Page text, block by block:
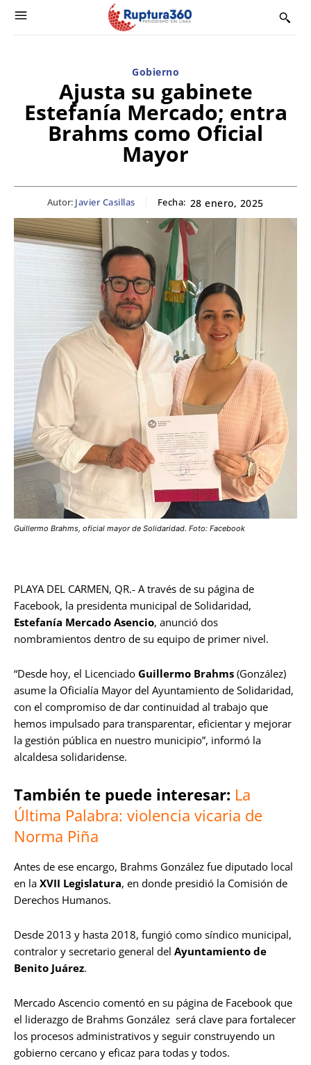
Gobierno
Ajusta su gabinete
Estefanía Mercado; entra
Brahms como Oficial
Mayor
Autor: Javier Casillas Fecha: 28 enero, 2025
Guillermo Brahms, oficial mayor de Solidaridad. Foto: Facebook
PLAYA DEL CARMEN, QR.- A través de su página de
Facebook, la presidenta municipal de Solidaridad,
Estefanía Mercado Asencio, anunció dos
nombramientos dentro de su equipo de primer nivel.
“Desde hoy, el Licenciado Guillermo Brahms (González)
asume la Oficialía Mayor del Ayuntamiento de Solidaridad,
con el compromiso de dar continuidad al trabajo que
hemos impulsado para transparentar, eficientar y mejorar
la gestión pública en nuestro municipio”, informó la
alcaldesa solidaridense.
También te puede interesar: La
Última Palabra: violencia vicaria de
Norma Piña
Antes de ese encargo, Brahms González fue diputado local
en la XVII Legislatura, en donde presidió la Comisión de
Derechos Humanos.
Desde 2013 y hasta 2018, fungió como síndico municipal,
contralor y secretario general del Ayuntamiento de
Benito Juárez.
Mercado Ascencio comentó en su página de Facebook que
el liderazgo de Brahms González será clave para fortalecer
los procesos administrativos y seguir construyendo un
gobierno cercano y eficaz para todas y todos.